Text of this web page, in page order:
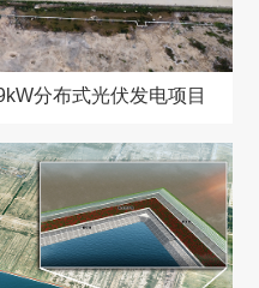
分布式光伏发电项目
分布式光伏发电项目